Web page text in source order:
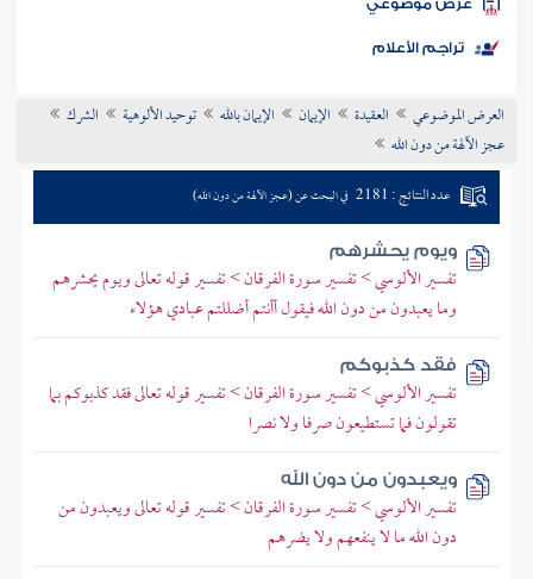
الكتب
موضوعي
تراجم الأعلام
العرض الموضوعي العقيدة الإيمان الإيمان بالله توحيد الألوهية
الشرك
عجز الآلهة من دون الله
عدد النتائج : 2181 في البحث عن (عجز الآلهة من دون الله)
ويوم يحشرهم
تفسير الألوسي > تفسير سورة الفرقان > تفسير قوله تعالى ويوم يحشرهم
وما يعبدون من دون الله فيقول أأنتم أضللتم عبادي هؤلاء
فقد كذبوكم
تفسير الألوسي > تفسير سورة الفرقان > تفسير قوله تعالى فقد كذبوكم بما
تقولون فما تستطيعون صرفا ولا نصرا
ويعبدون من دون الله
تفسير الألوسي > تفسير سورة الفرقان > تفسير قوله تعالى ويعبدون من
دون الله ما لا ينفعهم ولا يضرهم